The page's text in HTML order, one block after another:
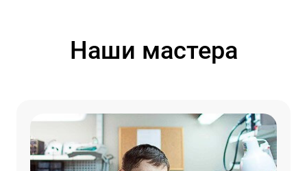
Наши мастера